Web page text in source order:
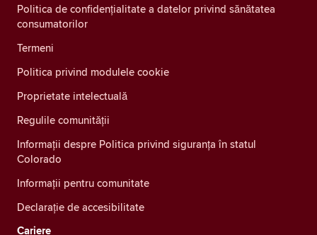
Politica de confidențialitate a datelor privind sănătatea
consumatorilor
Termeni
Politica privind modulele cookie
Proprietate intelectuală
Regulile comunității
Informații despre Politica privind siguranța în statul
Colorado
Informații pentru comunitate
Declarație de accesibilitate
Cariere